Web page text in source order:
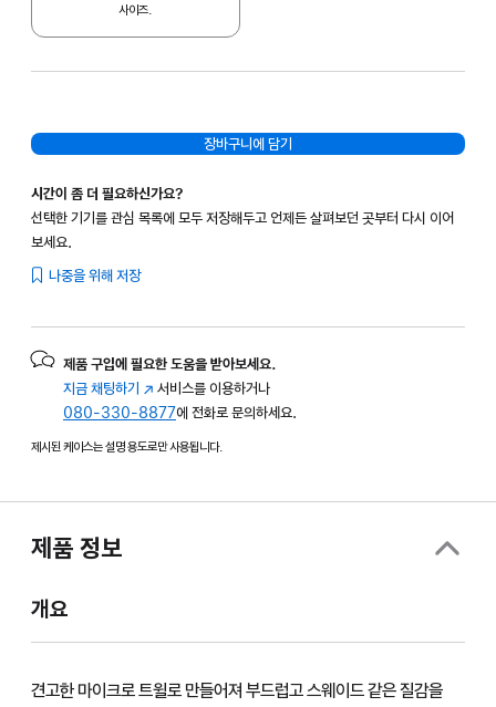
사이즈.
장바구니에 담기
시간이 좀 더 필요하신가요?
선택한 기기를 관심 목록에 모두 저장해두고 언제든 살펴보던 곳부터 다시 이어
보세요.
나중을 위해 저장
제품 구입에 필요한 도움을 받아보세요.
지금 채팅하기 (새
창에서
열림)
서비스를 이용하거나
080-330-8877에 전화로 문의하세요.
제시된 케이스는 설명 용도로만 사용됩니다.
제품 정보
개요
견고한 마이크로 트윌로 만들어져 부드럽고 스웨이드 같은 질감을